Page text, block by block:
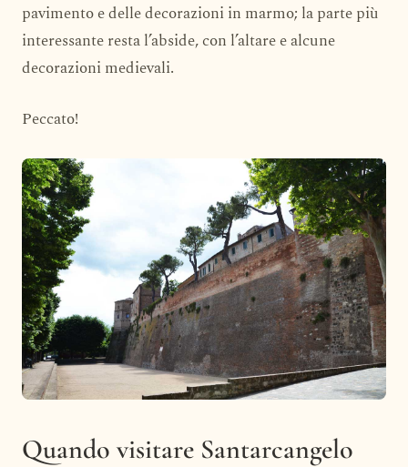
pavimento e delle decorazioni in marmo; la parte più
interessante resta l’abside, con l’altare e alcune
decorazioni medievali.
Peccato!
Quando visitare Santarcangelo